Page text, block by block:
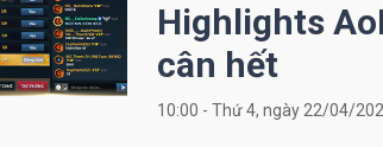
Highlights
cân hết
10:00 - Thứ 4, ngày 22/04/